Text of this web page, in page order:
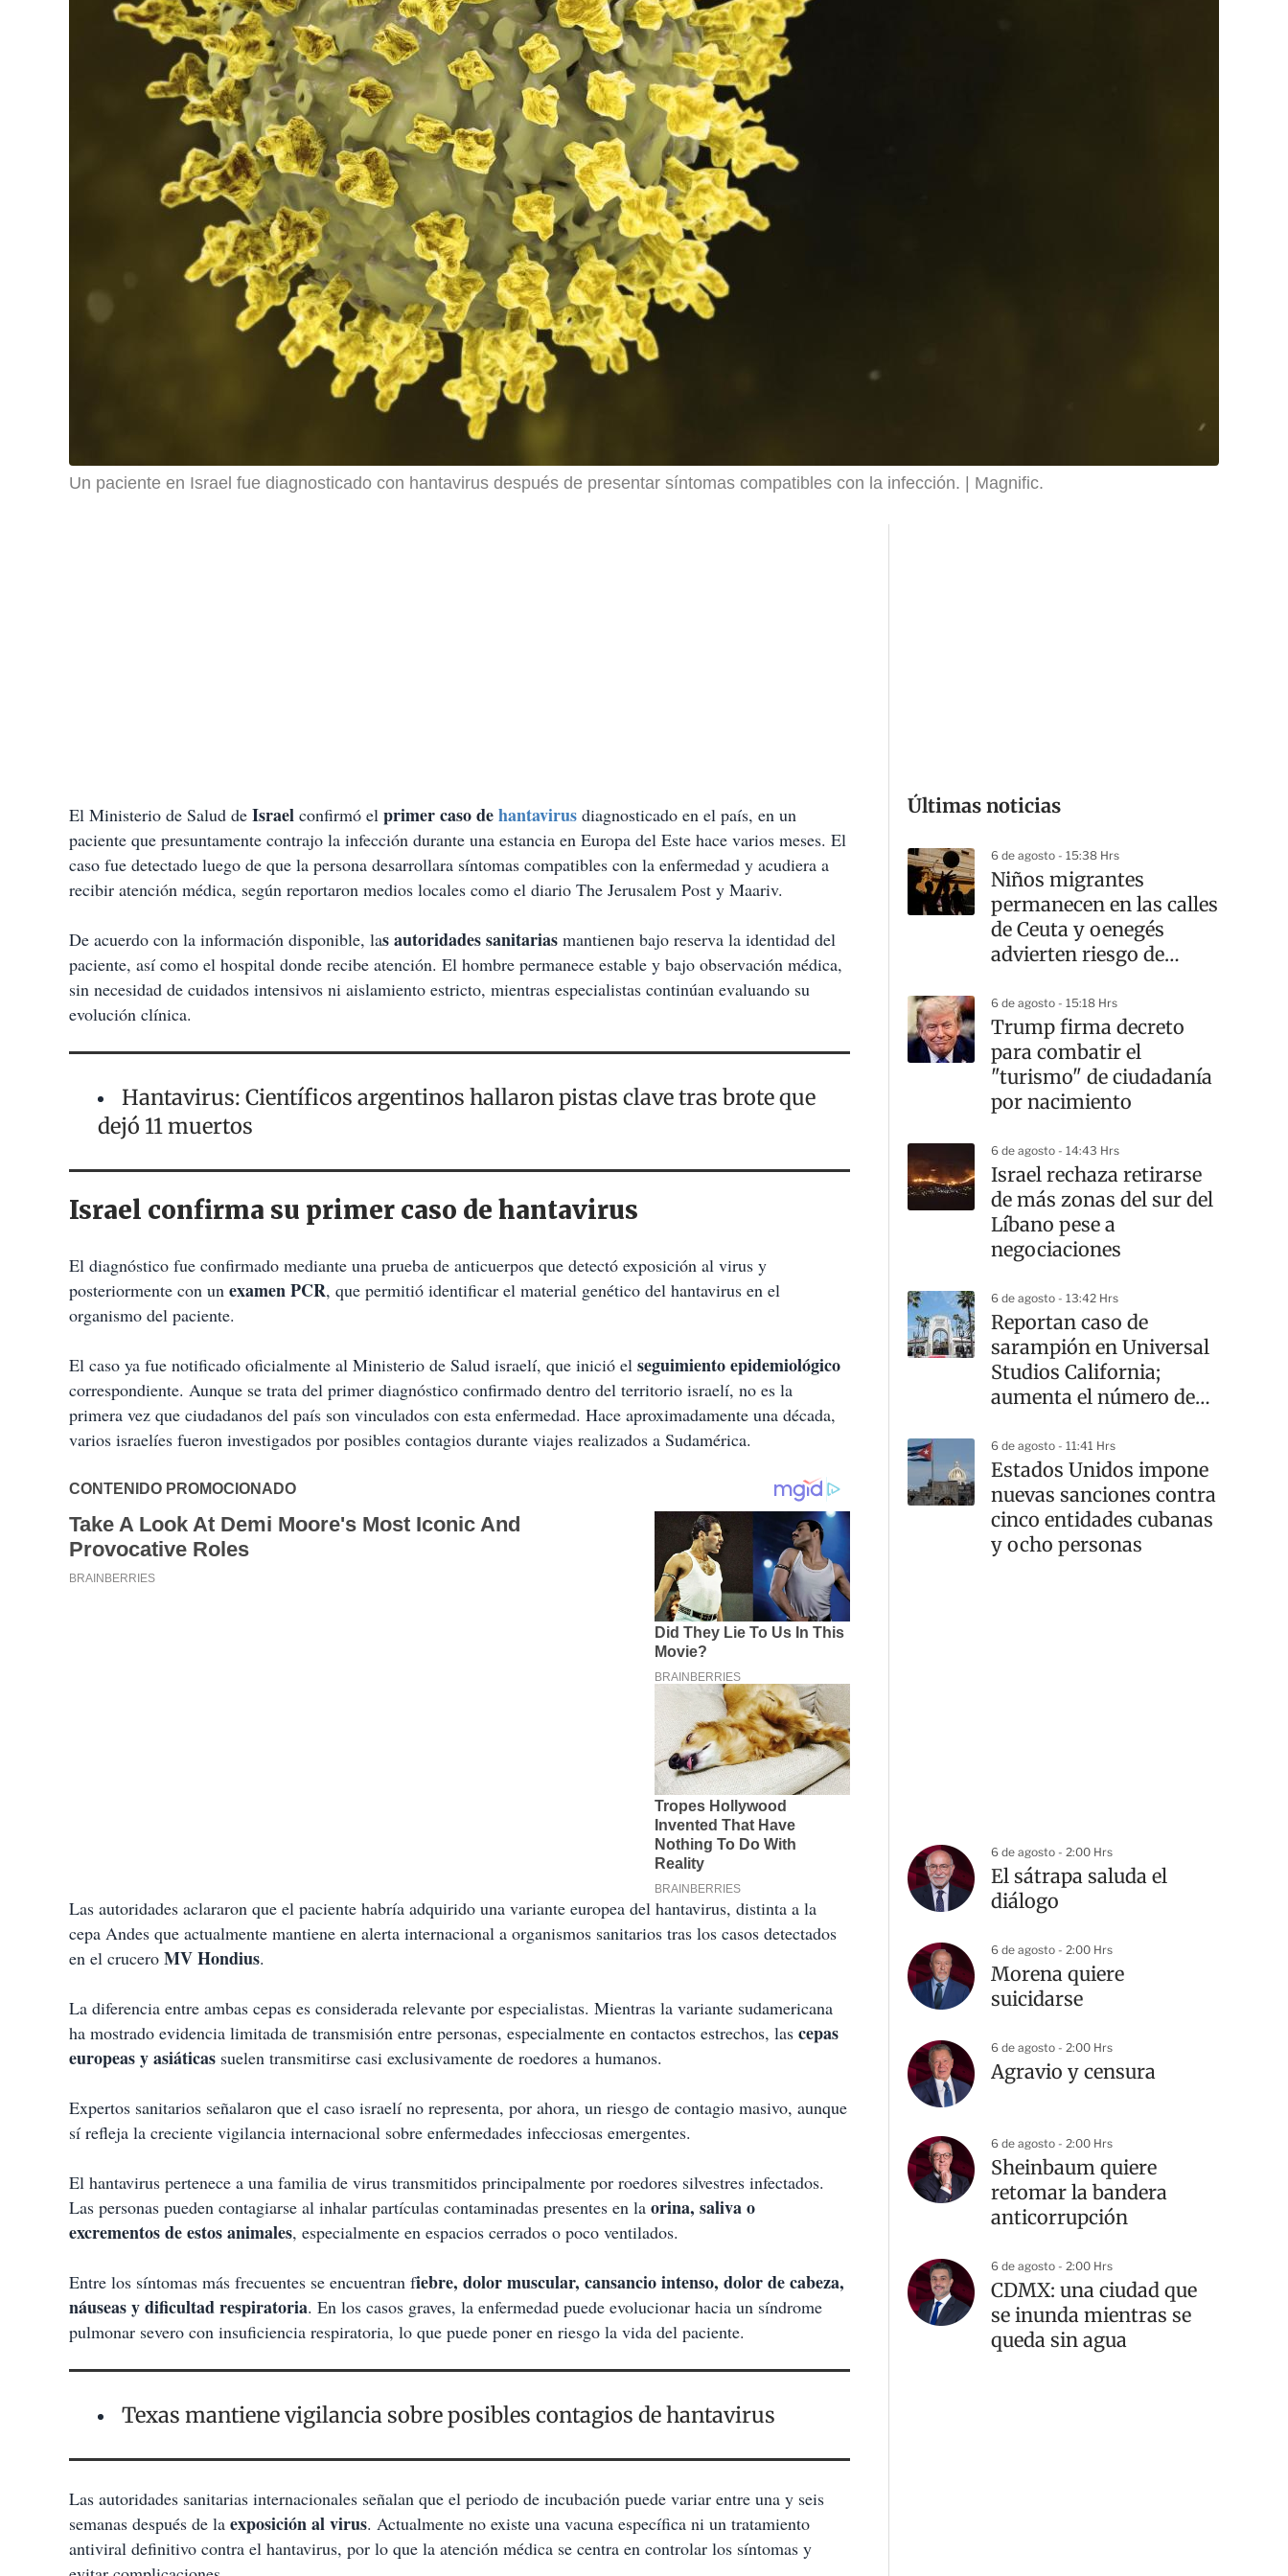
Un paciente en Israel fue diagnosticado con hantavirus después de presentar síntomas compatibles con la infección. Magnific.
El Ministerio de Salud de Israel confirmó el primer caso dehantavirus diagnosticado en el país, en un
paciente que presuntamente contrajo la infección durante una estancia en Europa del Este hace varios meses. El
caso fue detectado luego de que la persona desarrollara síntomas compatibles con la enfermedad y acudiera a
recibir atención médica, según reportaron medios locales como el diario The Jerusalem Post y Maariv.
De acuerdo con la información disponible, las autoridades sanitarias mantienen bajo reserva la identidad del
paciente, así como el hospital donde recibe atención. El hombre permanece estable y bajo observación médica,
sin necesidad de cuidados intensivos ni aislamiento estricto, mientras especialistas continúan evaluando su
evolución clínica.
Hantavirus: Científicos argentinos hallaron pistas clave tras brote que
dejó 11 muertos
Israel confirma su primer caso de hantavirus
El diagnóstico fue confirmado mediante una prueba de anticuerpos que detectó exposición al virus y
posteriormente con un examen PCR, que permitió identificar el material genético del hantavirus en el
organismo del paciente.
El caso ya fue notificado oficialmente al Ministerio de Salud israelí, que inició el seguimiento epidemiológico
correspondiente. Aunque se trata del primer diagnóstico confirmado dentro del territorio israelí, no es la
primera vez que ciudadanos del país son vinculados con esta enfermedad. Hace aproximadamente una década,
varios israelíes fueron investigados por posibles contagios durante viajes realizados a Sudamérica.
Las autoridades aclararon que el paciente habría adquirido una variante europea del hantavirus, distinta a la
cepa Andes que actualmente mantiene en alerta internacional a organismos sanitarios tras los casos detectados
en el crucero MV Hondius.
La diferencia entre ambas cepas es considerada relevante por especialistas. Mientras la variante sudamericana
ha mostrado evidencia limitada de transmisión entre personas, especialmente en contactos estrechos, las cepas
europeas y asiáticas suelen transmitirse casi exclusivamente de roedores a humanos.
Expertos sanitarios señalaron que el caso israelí no representa, por ahora, un riesgo de contagio masivo, aunque
sí refleja la creciente vigilancia internacional sobre enfermedades infecciosas emergentes.
El hantavirus pertenece a una familia de virus transmitidos principalmente por roedores silvestres infectados.
Las personas pueden contagiarse al inhalar partículas contaminadas presentes en la orina, saliva o
excrementos de estos animales, especialmente en espacios cerrados o poco ventilados.
Entre los síntomas más frecuentes se encuentran fiebre, dolor muscular, cansancio intenso, dolor de cabeza,
náuseas y dificultad respiratoria. En los casos graves, la enfermedad puede evolucionar hacia un síndrome
pulmonar severo con insuficiencia respiratoria, lo que puede poner en riesgo la vida del paciente.
Texas mantiene vigilancia sobre posibles contagios de hantavirus
Las autoridades sanitarias internacionales señalan que el periodo de incubación puede variar entre una y seis
semanas después de la exposición al virus. Actualmente no existe una vacuna específica ni un tratamiento
antiviral definitivo contra el hantavirus, por lo que la atención médica se centra en controlar los síntomas y
Últimas noticias
6 de agosto - 15:38 Hrs
Niños migrantes
permanecen en las calles
de Ceuta y oenegés
advierten riesgo de
6 de agosto - 15:18 Hrs
Trump firma decreto
para combatir el
"turismo" de ciudadanía
por nacimiento
6 de agosto - 14:43 Hrs
Israel rechaza retirarse
de más zonas del sur del
Líbano pese a
negociaciones
6 de agosto - 13:42 Hrs
Reportan caso de
sarampión en Universal
Studios California;
aumenta el número de
6 de agosto - 11:41 Hrs
Estados Unidos impone
nuevas sanciones contra
cinco entidades cubanas
y ocho personas
6 de agosto - 2:00 Hrs
El sátrapa saluda el
diálogo
6 de agosto - 2:00 Hrs
Morena quiere
suicidarse
6 de agosto - 2:00 Hrs
Agravio y censura
6 de agosto - 2:00 Hrs
Sheinbaum quiere
retomar la bandera
anticorrupción
6 de agosto - 2:00 Hrs
CDMX: una ciudad que
se inunda mientras se
queda sin agua